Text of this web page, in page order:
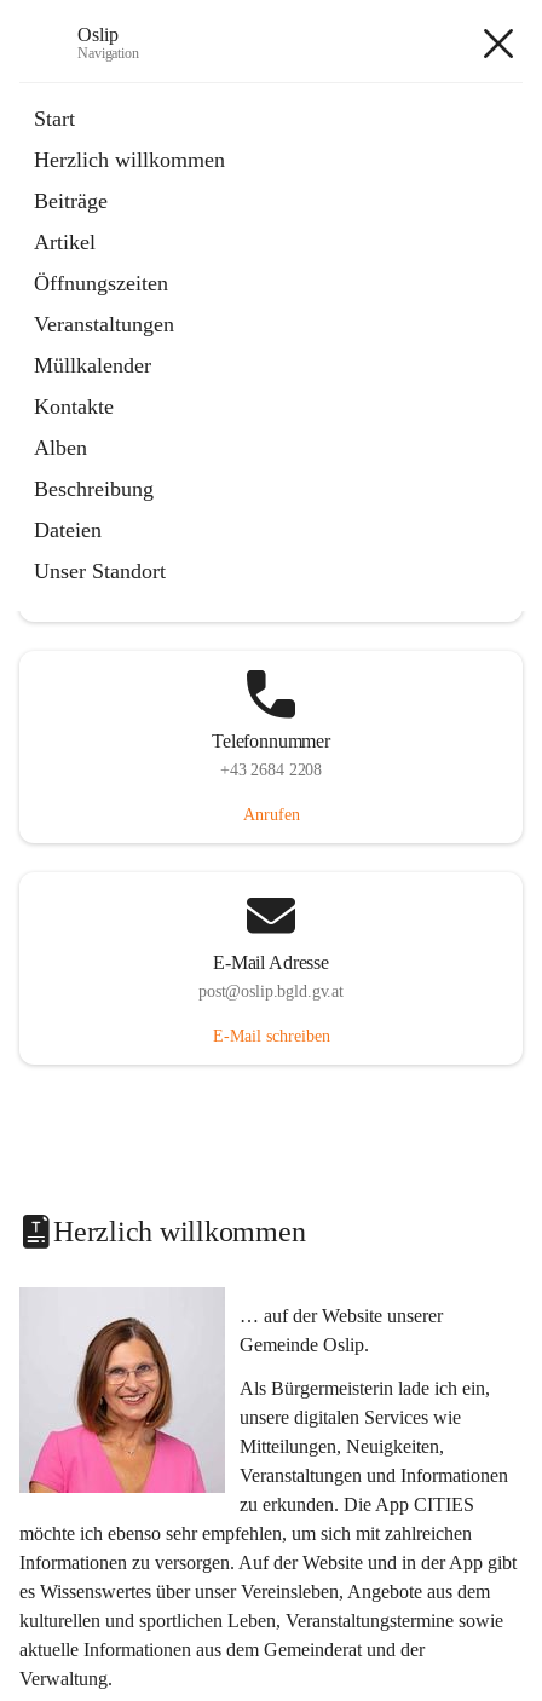
Oslip
Navigation
Start
Herzlich willkommen
Beiträge
Artikel
Öffnungszeiten
Veranstaltungen
Müllkalender
Kontakte
Alben
Beschreibung
Dateien
Unser Standort
Externe Webseite
in
Tab
Bundeskanzleramt Österreich
Externe Webseite
öffnet
in
neuem
Tab
Telefonnummer
+43 2684 2208
Anrufen
E-Mail Adresse
post@oslip.bgld.gv.at
E-Mail schreiben
Herzlich willkommen
… auf der Website unserer
Gemeinde Oslip.
Als Bürgermeisterin lade ich ein,
unsere digitalen Services wie
Mitteilungen, Neuigkeiten,
Veranstaltungen und Informationen
zu erkunden. Die App CITIES
möchte ich ebenso sehr empfehlen, um sich mit zahlreichen
Informationen zu versorgen. Auf der Website und in der App gibt
es Wissenswertes über unser Vereinsleben, Angebote aus dem
kulturellen und sportlichen Leben, Veranstaltungstermine sowie
aktuelle Informationen aus dem Gemeinderat und der
Verwaltung.